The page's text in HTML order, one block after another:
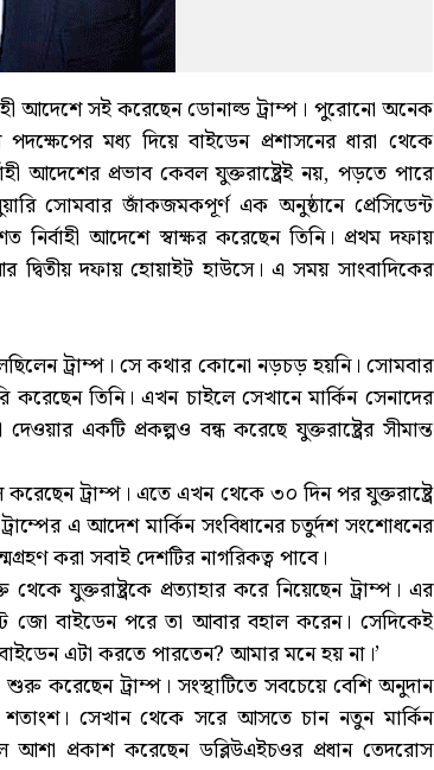
আদেশে সই করেছেন ডোনাল্ড ট্রাম্প। পুরোনো অনেক
মধ্য দিয়ে বাইডেন প্রশাসনের ধারা থেকে
আদেশের প্রভাব কেবল যুক্তরাষ্ট্রেই নয়, পড়তে পারে
সোমবার জাঁকজমকপূর্ণ এক অনুষ্ঠানে প্রেসিডেন্ট
আদেশে স্বাক্ষর করেছেন তিনি। প্রথম দফায়
দফায় হোয়াইট হাউসে। এ সময় সাংবাদিকের
ট্রাম্প। সে কথার কোনো নড়চড় হয়নি। সোমবার
করেছেন তিনি। এখন চাইলে সেখানে মার্কিন সেনাদের
একটি প্রকল্পও বন্ধ করেছে যুক্তরাষ্ট্রের সীমান্ত
করেছেন ট্রাম্প। এতে এখন থেকে ৩০ দিন পর যুক্তরাষ্ট্রে
এ আদেশ মার্কিন সংবিধানের চতুর্দশ সংশোধনের
করা সবাই দেশটির নাগরিকত্ব পাবে।
যুক্তরাষ্ট্রকে প্রত্যাহার করে নিয়েছেন ট্রাম্প। এর
জো বাইডেন পরে তা আবার বহাল করেন। সেদিকেই
এটা করতে পারতেন? আমার মনে হয় না।’
শুরু করেছেন ট্রাম্প। সংস্থাটিতে সবচেয়ে বেশি অনুদান
শতাংশ। সেখান থেকে সরে আসতে চান নতুন মার্কিন
আশা প্রকাশ করেছেন ডব্লিউএইচওর প্রধান তেদরোস